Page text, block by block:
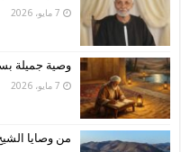
7 مايو، 2026
وصية جميلة
7 مايو، 2026
من وصايا